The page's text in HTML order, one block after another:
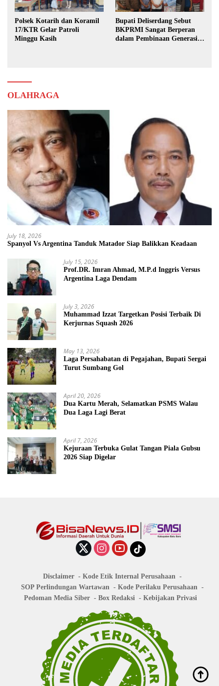
Polsek Kotarih dan Koramil
17/KTR Gelar Patroli
Minggu Kasih
Bupati Deliserdang Sebut
BKPRMI Sangat Berperan
dalam Pembinaan Generasi
OLAHRAGA
July 18, 2026
Spanyol Vs Argentina Tanduk Matador Siap Balikkan Keadaan
July 15, 2026
Prof.DR. Imran Ahmad, M.P.d Inggris Versus
Argentina Laga Dendam
July 3, 2026
Muhammad Izzat Targetkan Posisi Terbaik Di
Kerjurnas Squash 2026
May 13, 2026
Laga Persahabatan di Pegajahan, Bupati Sergai
Turut Sumbang Gol
April 20, 2026
Dua Kartu Merah, Selamatkan PSMS Walau
Dua Laga Lagi Berat
April 7, 2026
Kejuraan Terbuka Gulat Tangan Piala Gubsu
2026 Siap Digelar
Disclaimer
Kode Etik Internal Perusahaan
SOP Perlindungan Wartawan
Kode Perilaku Perusahaan
Pedoman Media Siber
Box Redaksi Kebijakan Privasi